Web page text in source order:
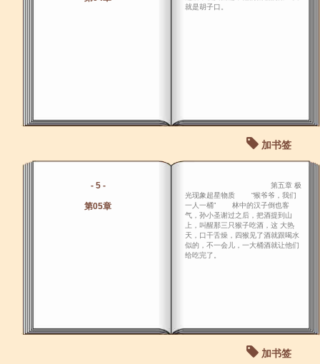
就是胡子口。
加书签
- 5 -
第05章
第五章 极
光现象超星物质 “猴爷爷，我们
一人一桶” 林中的汉子倒也客
气，孙小圣谢过之后，把酒提到山
上，叫醒那三只猴子吃酒，这 大热
天，口干舌燥，四猴见了酒就跟喝水
似的，不一会儿，一大桶酒就让他们
给吃完了。
加书签